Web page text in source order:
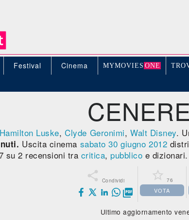
Festival Cinema MYMOVIE S ONE
Hamilton Luske,Clyde Geronimi, Walt Disney.
Uscita cinema sabato 30 giugno 2012
su 2 recensioni tra critica, pubblico e dizionari.
 Condividi

 76
VOTA
Ultimo aggiornamento